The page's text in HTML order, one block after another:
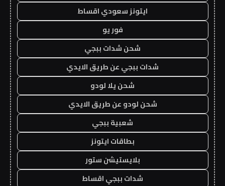
ايتونز سعودي اقساط
فور يو
شحن شدات ببجي
شدات ببجي عن طريق الايدي
شحن يلا لودو
شحن لودو عن طريق الايدي
شعبية ببجي
بطاقات ايتونز
بلايستيشن ستور
شدات ببجي اقساط